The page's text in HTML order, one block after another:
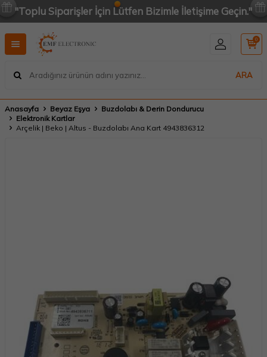
"Toplu Siparişler İçin Lütfen Bizimle İletişime Geçin."
ARA
0
Anasayfa Beyaz Eşya
Buzdolabı & Derin Dondurucu
Elektronik Kartlar
Arçelik | Beko | Altus - Buzdolabı Ana Kart 4943836312